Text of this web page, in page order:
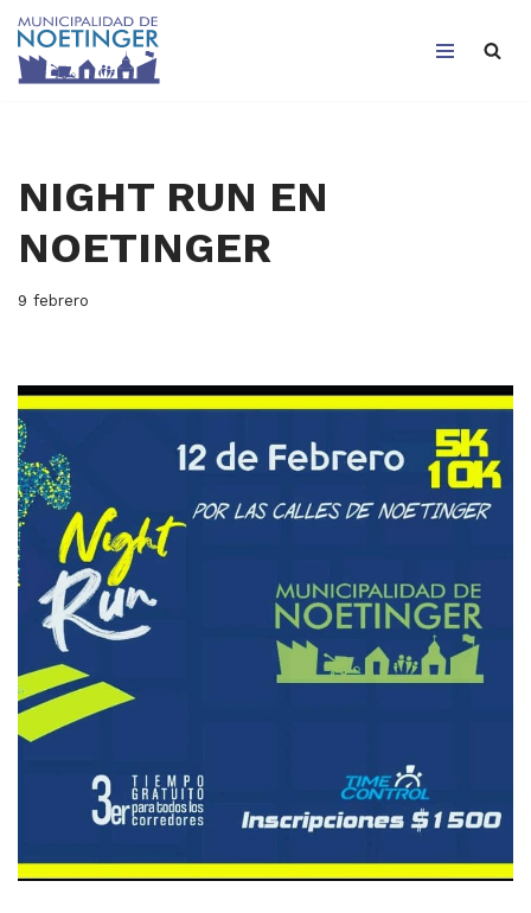
Saltar
NIGHT RUN EN
NOETINGER
9 febrero